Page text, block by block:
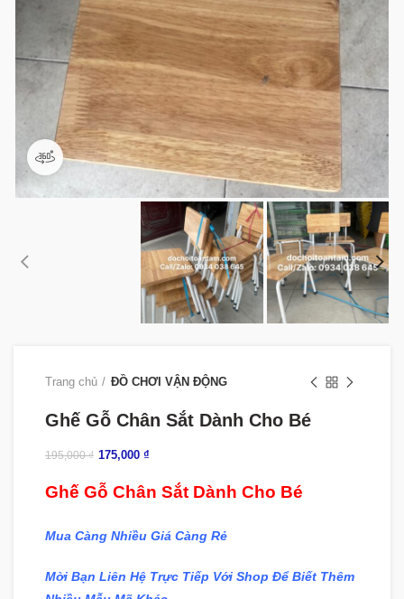
360 product view
Trang chủ ĐỒ CHƠI VẬN ĐỘNG
Ghế Gỗ Chân Sắt Dành Cho Bé
195,000₫ 175,000 ₫
Ghế Gỗ Chân Sắt Dành Cho Bé
Mua Càng Nhiều Giá Càng Rẻ
Mời Bạn Liên Hệ Trực Tiếp Với Shop Để Biết Thêm